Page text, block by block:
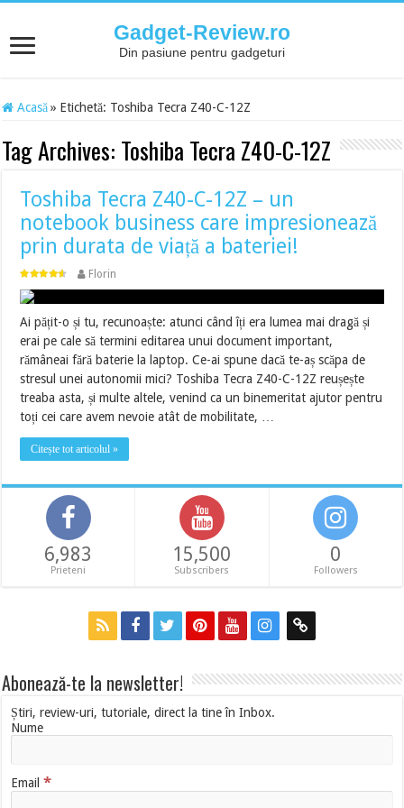
Gadget-Review.ro
Din pasiune pentru gadgeturi
Acasă » Etichetă: Toshiba Tecra Z40-C-12Z
Tag Archives: Toshiba Tecra Z40-C-12Z
Toshiba Tecra Z40-C-12Z – un
notebook business care impresionează
prin durata de viață a bateriei!
Florin
Ai pățit-o și tu, recunoaște: atunci când îți era lumea mai dragă și
erai pe cale să termini editarea unui document important,
rămâneai fără baterie la laptop. Ce-ai spune dacă te-aș scăpa de
stresul unei autonomii mici? Toshiba Tecra Z40-C-12Z reușește
treaba asta, și multe altele, venind ca un binemeritat ajutor pentru
toți cei care avem nevoie atât de mobilitate, …
Citește tot articolul »
6,983
Prieteni
15,500
Subscribers
0
Followers
Abonează-te la newsletter!
Știri, review-uri, tutoriale, direct la tine în Inbox.
Nume
Email*